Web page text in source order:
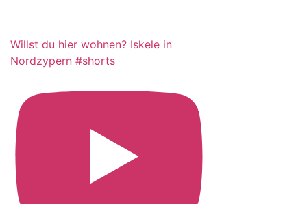
Willst du hier wohnen? Iskele in
Nordzypern #shorts